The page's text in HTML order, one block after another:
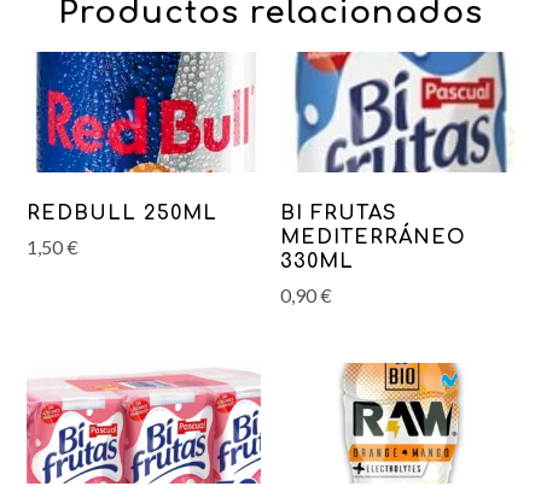
Productos relacionados
REDBULL 250ML
1,50€
BI FRUTAS
MEDITERRÁNEO
330ML
0,90€